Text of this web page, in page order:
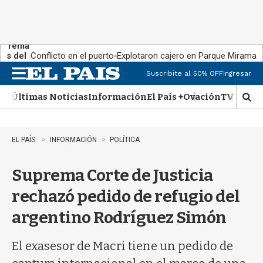
Tema
s del
día:
Conflicto en el puerto Explotaron cajero en Parque Miramar
n
u
Suscribite al 50% OFFIngresar
Últimas NoticiasInformaciónEl País +OvaciónTV Show
M
o
EL PAÍS INFORMACIÓN POLÍTICA
Suprema Corte de Justicia
rechazó pedido de refugio del
argentino Rodríguez Simón
El exasesor de Macri tiene un pedido de